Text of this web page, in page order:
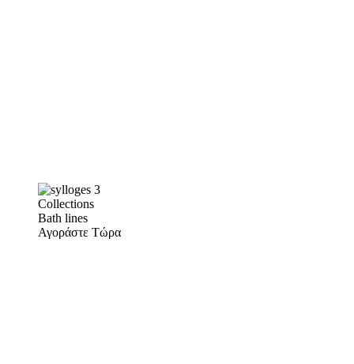
Collections
Bath lines
Αγοράστε Τώρα